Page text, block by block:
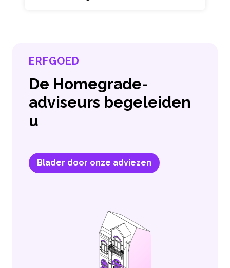
ERFGOED
De Homegrade-
adviseurs begeleiden
u
Blader door onze adviezen